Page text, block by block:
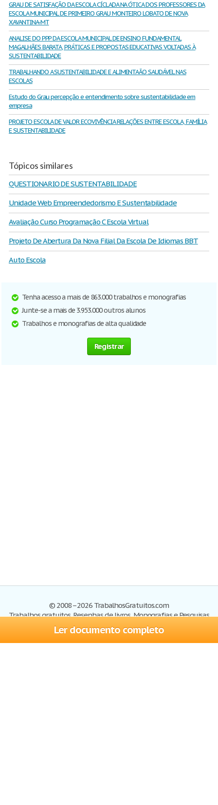
Ler documento completo
GRAU DE SATISFAÇÃO DA ESCOLA CÍCLADA NA ÓTICA DOS PROFESSORES DA
ESCOLA MUNICIPAL DE PRIMEIRO GRAU MONTEIRO LOBATO DE NOVA
XAVANTINA-MT
ANALISE DO PPP DA ESCOLA MUNICIPAL DE ENSINO FUNDAMENTAL
MAGALHÃES BARATA, PRÁTICAS E PROPOSTAS EDUCATIVAS VOLTADAS À
SUSTENTABILIDADE
TRABALHANDO A SUSTENTABILIDADE E ALIMENTAÃO SAUDÁVEL NAS
ESCOLAS
Estudo do Grau percepção e entendimento sobre sustentabilidade em
empresa
PROJETO ESCOLA DE VALOR ECOVIVÊNCIA RELAÇÕES ENTRE ESCOLA, FAMÍLIA
E SUSTENTABILIDADE
Tópicos similares
QUESTIONARIO DE SUSTENTABILIDADE
Unidade Web Empreendedorismo E Sustentabilidade
Avaliação Curso Programação C Escola Virtual
Projeto De Abertura Da Nova Filial Da Escola De Idiomas BBT
Auto Escola
Tenha acesso a mais de 863.000 trabalhos e monografias
Junte-se a mais de 3.953.000 outros alunos
Trabalhos e monografias de alta qualidade
Registrar
© 2008–2026 TrabalhosGratuitos.com
Trabalhos gratuitos, Resenhas de livros, Monografias e Pesquisas